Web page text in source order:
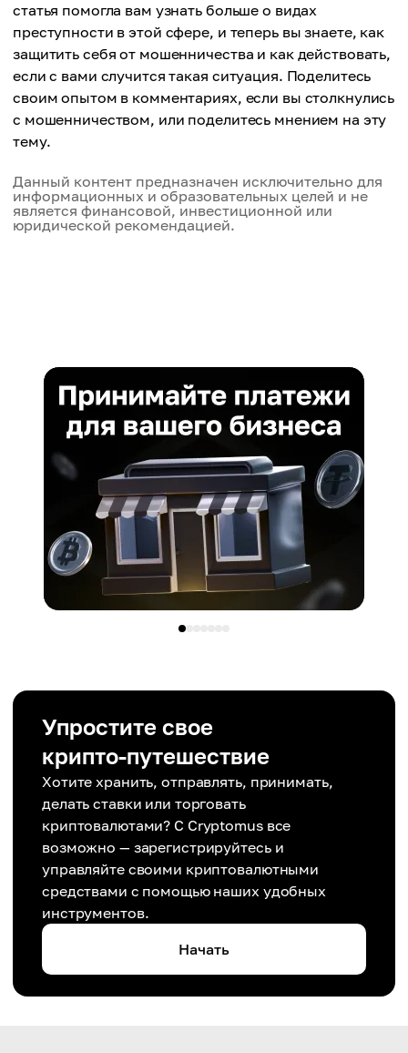
статья помогла вам узнать больше о видах
преступности в этой сфере, и теперь вы знаете, как
защитить себя от мошенничества и как действовать,
если с вами случится такая ситуация. Поделитесь
своим опытом в комментариях, если вы столкнулись
с мошенничеством, или поделитесь мнением на эту
тему.
Данный контент предназначен исключительно для
информационных и образовательных целей и не
является финансовой, инвестиционной или
юридической рекомендацией.
Упростите свое
крипто-путешествие
Хотите хранить, отправлять, принимать,
делать ставки или торговать
криптовалютами? С Cryptomus все
возможно — зарегистрируйтесь и
управляйте своими криптовалютными
средствами с помощью наших удобных
инструментов.
Начать